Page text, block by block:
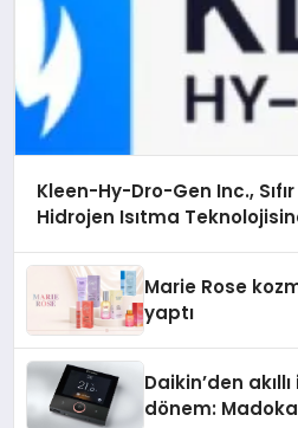
Kleen-Hy-Dro-Gen Inc.,
Hidrojen Isıtma
Marie Rose
yaptı
Daikin’den
dönem: